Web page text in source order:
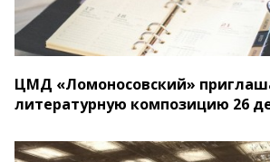
ЦМД «Ломоносовский»
литературную композицию 26